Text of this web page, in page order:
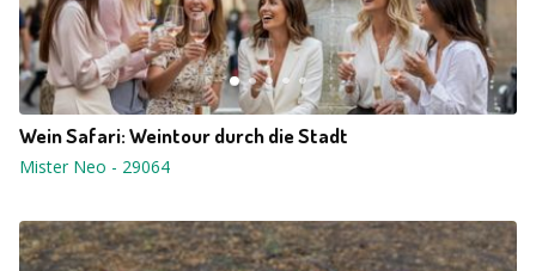
Wein Safari: Weintour durch die Stadt
Mister Neo - 29064